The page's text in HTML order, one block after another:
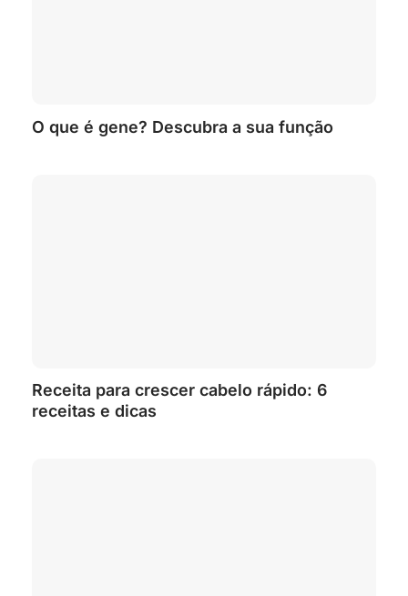
O que é gene? Descubra a sua função
Receita para crescer cabelo rápido: 6
receitas e dicas